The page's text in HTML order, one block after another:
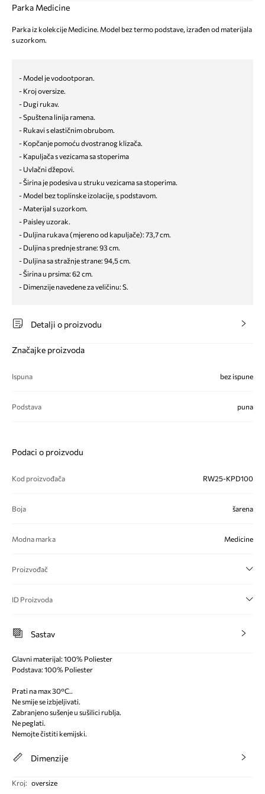
Parka Medicine
Parka iz kolekcije Medicine. Model bez termo podstave, izrađen od materijala
s uzorkom.
- Model je vodootporan.
- Kroj oversize.
- Dugi rukav.
- Spuštena linija ramena.
- Rukavi s elastičnim obrubom.
- Kopčanje pomoću dvostranog klizača.
- Kapuljača s vezicama sa stoperima
- Uvlačni džepovi.
- Širina je podesiva u struku vezicama sa stoperima.
- Model bez toplinske izolacije, s podstavom.
- Materijal s uzorkom.
- Paisley uzorak.
- Duljina rukava (mjereno od kapuljače): 73,7 cm.
- Duljina s prednje strane: 93 cm.
- Duljina sa stražnje strane: 94,5 cm.
- Širina u prsima: 62 cm.
- Dimenzije navedene za veličinu: S.
Detalji o proizvodu
Značajke proizvoda
Ispuna bez ispune
Podstava puna
Podaci o proizvodu
Kod proizvođača RW25-KPD100
Boja šarena
Modna marka Medicine
Proizvođač
ID Proizvoda
Sastav
Glavni materijal: 100% Poliester
Podstava: 100% Poliester
Prati na max 30°C..
Ne smije se izbjeljivati.
Zabranjeno sušenje u sušilici rublja.
Ne peglati.
Nemojte čistiti kemijski.
Dimenzije
Kroj: oversize